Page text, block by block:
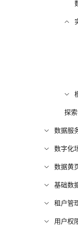
探
数据服
数字化
数据黄
基础数
租户管
用户权